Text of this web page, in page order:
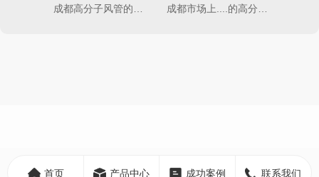
首页 产品中心 成功案例 联系我们